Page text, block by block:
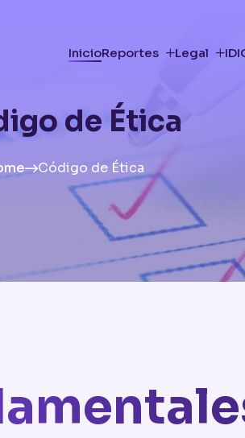
InicioReportes Legal
de Ética
Código de Ética